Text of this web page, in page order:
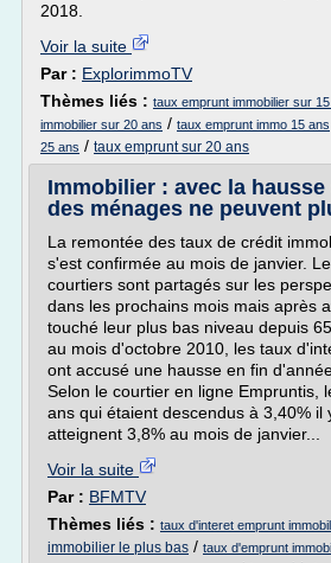
2018.
Voir la suite
Par : ExplorimmoTV
Thèmes liés : taux emprunt immobilier sur
immobilier sur 20 ans / taux emprunt immo 15 ans
25 ans / taux emprunt sur 20 ans
Immobilier : avec la hausse
des ménages ne peuvent
La remontée des taux de crédit
s'est confirmée au mois de janvier.
courtiers sont partagés sur les
dans les prochains mois mais après
touché leur plus bas niveau depuis
au mois d'octobre 2010, les taux
ont accusé une hausse en fin
Selon le courtier en ligne Empruntis,
ans qui étaient descendus à 3,40% il
atteignent 3,8% au mois de janvier...
Voir la suite
Par : BFMTV
Thèmes liés : taux d'interet emprunt
immobilier le plus bas / taux d'emprunt